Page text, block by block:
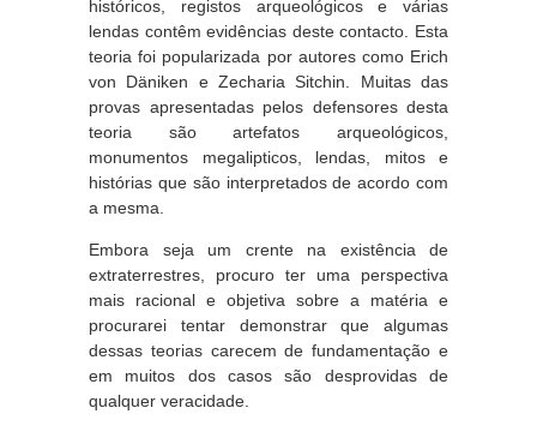
históricos, registos arqueológicos e várias
lendas contêm evidências deste contacto. Esta
teoria foi popularizada por autores como Erich
von Däniken e Zecharia Sitchin. Muitas das
provas apresentadas pelos defensores desta
teoria são artefatos arqueológicos,
monumentos megalipticos, lendas, mitos e
histórias que são interpretados de acordo com
a mesma.
Embora seja um crente na existência de
extraterrestres, procuro ter uma perspectiva
mais racional e objetiva sobre a matéria e
procurarei tentar demonstrar que algumas
dessas teorias carecem de fundamentação e
em muitos dos casos são desprovidas de
qualquer veracidade.